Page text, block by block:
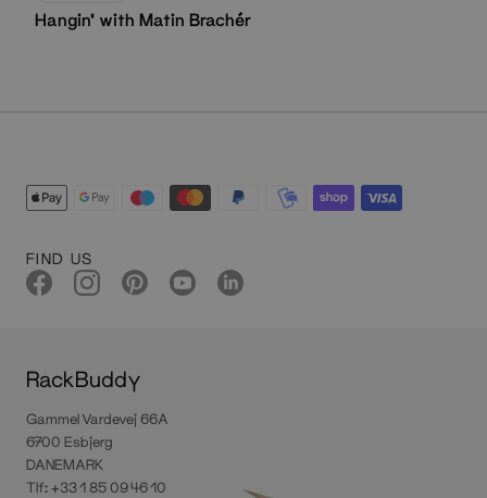
Hangin' with Matin Brachér
FIND US
RackBuddy
Gammel Vardevej 66A
6700 Esbjerg
DANEMARK
Tlf: +33 1 85 09 46 10